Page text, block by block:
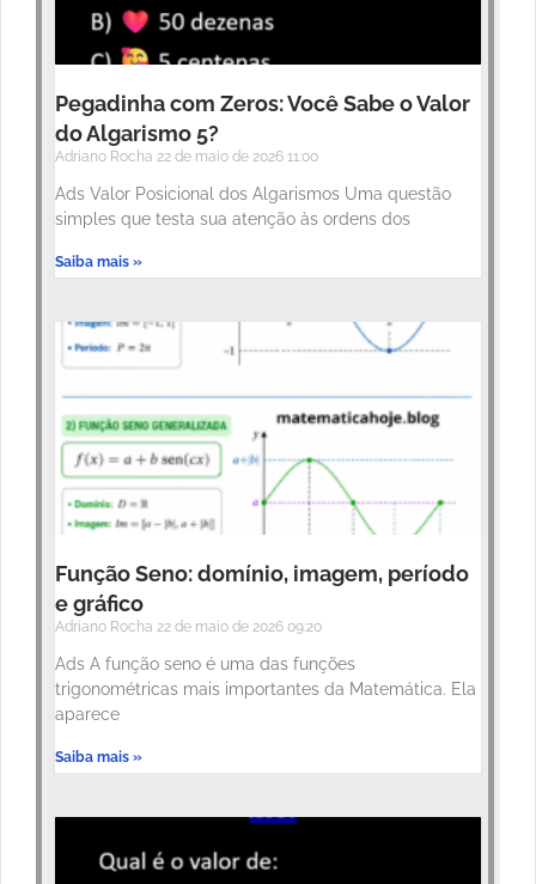
Pegadinha com Zeros: Você Sabe o Valor
do Algarismo 5?
Adriano Rocha 22 de maio de 2026 11:00
Ads Valor Posicional dos Algarismos Uma questão
simples que testa sua atenção às ordens dos
Saiba mais »
Função Seno: domínio, imagem, período
e gráfico
Adriano Rocha 22 de maio de 2026 09:20
Ads A função seno é uma das funções
trigonométricas mais importantes da Matemática. Ela
aparece
Saiba mais »